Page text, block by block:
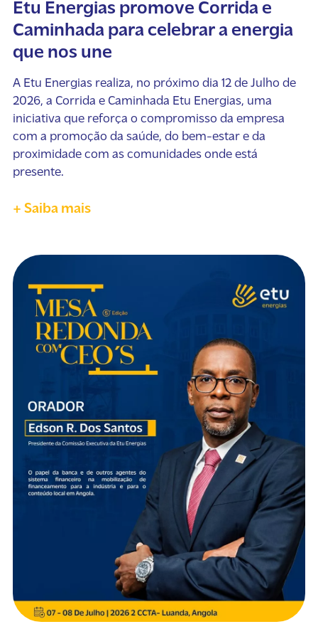
Etu Energias promove Corrida e
Caminhada para celebrar a energia
que nos une
A Etu Energias realiza, no próximo dia 12 de Julho de
2026, a Corrida e Caminhada Etu Energias, uma
iniciativa que reforça o compromisso da empresa
com a promoção da saúde, do bem-estar e da
proximidade com as comunidades onde está
presente.
+ Saiba mais